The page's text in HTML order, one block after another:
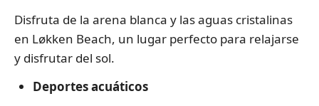
Disfruta de la arena blanca y las aguas cristalinas
en Løkken Beach, un lugar perfecto para relajarse
y disfrutar del sol.
Deportes acuáticos